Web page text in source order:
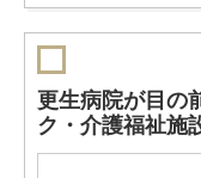
更生病院が目
ク・介護福祉施